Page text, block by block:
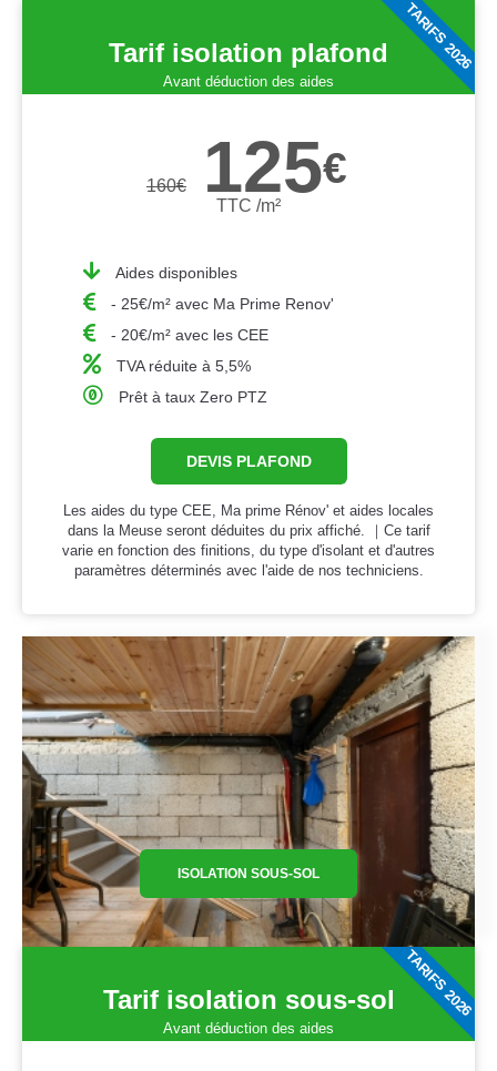
Tarif isolation plafond
Avant déduction des aides
160€ 125€
TTC /m²
Aides disponibles
- 25€/m² avec Ma Prime Renov'
- 20€/m² avec les CEE
TVA réduite à 5,5%
Prêt à taux Zero PTZ
DEVIS PLAFOND
Les aides du type CEE, Ma prime Rénov' et aides locales
dans la Meuse seront déduites du prix affiché. ｜Ce tarif
varie en fonction des finitions, du type d'isolant et d'autres
paramètres déterminés avec l'aide de nos techniciens.
TARIFS 2026
ISOLATION SOUS-SOL
Tarif isolation sous-sol
Avant déduction des aides
TARIFS 2026